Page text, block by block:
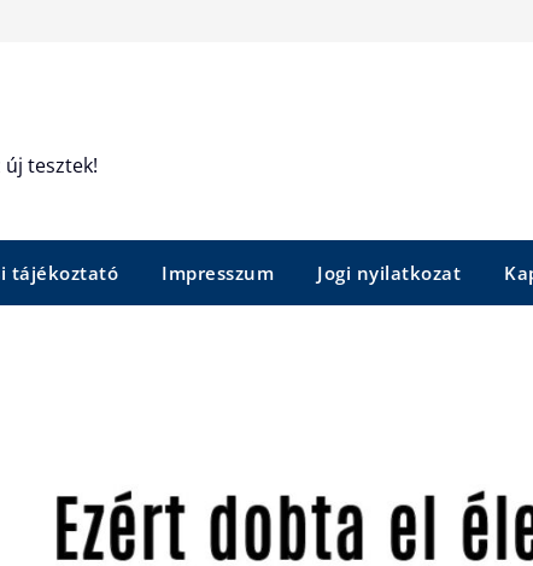
új tesztek!
tájékoztató Impresszum Jogi nyilatkozat